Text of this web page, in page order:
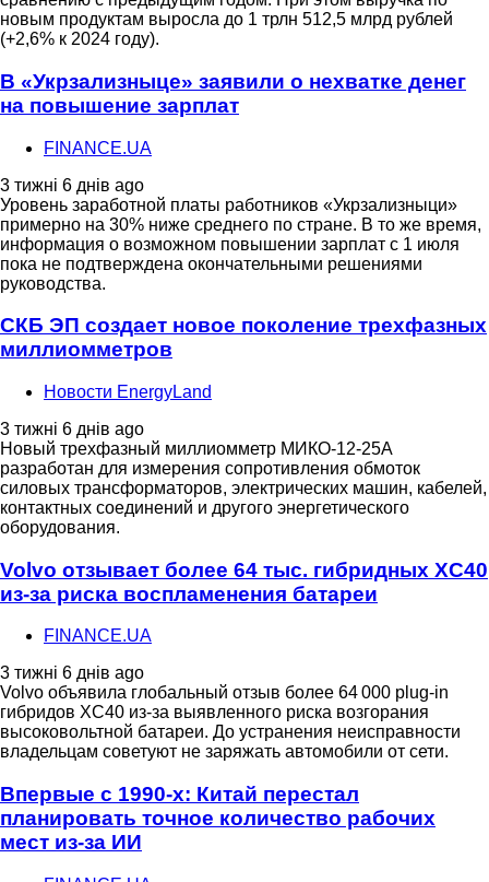
новым продуктам выросла до 1 трлн 512,5 млрд рублей
(+2,6% к 2024 году).
В «Укрзализныце» заявили о нехватке денег
на повышение зарплат
FINANCE.UA
3 тижні 6 днів ago
Уровень заработной платы работников «Укрзализныци»
примерно на 30% ниже среднего по стране. В то же время,
информация о возможном повышении зарплат с 1 июля
пока не подтверждена окончательными решениями
руководства.
СКБ ЭП создает новое поколение трехфазных
миллиомметров
Новости EnergyLand
3 тижні 6 днів ago
Новый трехфазный миллиомметр МИКО-12-25А
разработан для измерения сопротивления обмоток
силовых трансформаторов, электрических машин, кабелей,
контактных соединений и другого энергетического
оборудования.
Volvo отзывает более 64 тыс. гибридных XC40
из-за риска воспламенения батареи
FINANCE.UA
3 тижні 6 днів ago
Volvo объявила глобальный отзыв более 64 000 plug-in
гибридов XC40 из-за выявленного риска возгорания
высоковольтной батареи. До устранения неисправности
владельцам советуют не заряжать автомобили от сети.
Впервые с 1990-х: Китай перестал
планировать точное количество рабочих
мест из-за ИИ